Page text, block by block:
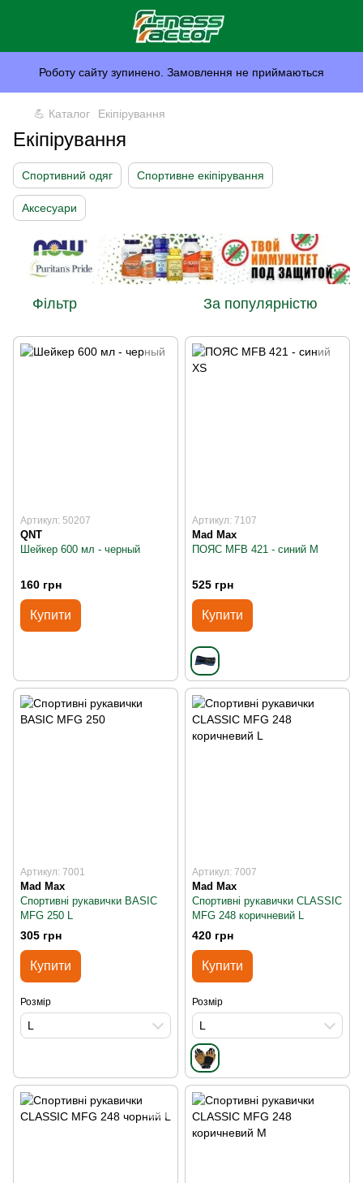
Роботу сайту зупинено. Замовлення не приймаються
💪 Каталог Екіпірування
Екіпірування
Спортивний одяг Спортивне екіпірування
Аксесуари
Фільтр За популярністю
Артикул: 50207
QNT
Шейкер 600 мл - черный
160 грн
Купити
Артикул: 7107
Mad Max
ПОЯС MFB 421 - синий M
525 грн
Купити
Артикул: 7001
Mad Max
Спортивні рукавички BASIC
MFG 250 L
305 грн
Купити
Розмір
L
Артикул: 7007
Mad Max
Спортивні рукавички CLASSIC
MFG 248 коричневий L
420 грн
Купити
Розмір
L